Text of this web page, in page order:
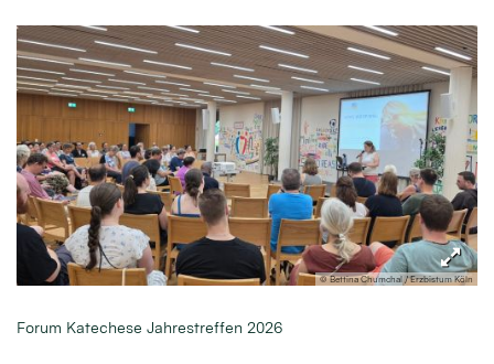
© Bettina Chumchal / Erzbistum Köln
Forum Katechese Jahrestreffen 2026